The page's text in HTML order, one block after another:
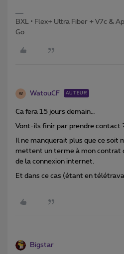
BXL • Flex+ Ultra Fiber + V7c &
Go
W WatouCF AUTEUR
Ca fera 15 jours demain…
Vont-ils finir par prendre contact
Il ne manquerait plus que ce soit
mettent un terme à mon contrat
de la connexion internet.
Et dans ce cas (étant en
Bigstar